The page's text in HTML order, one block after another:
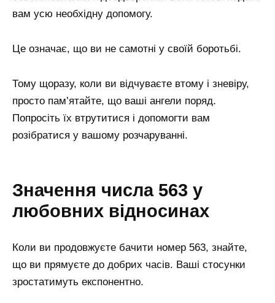
вам усю необхідну допомогу.
Це означає, що ви не самотні у своїй боротьбі.
Тому щоразу, коли ви відчуваєте втому і зневіру,
просто пам’ятайте, що ваші ангели поряд.
Попросіть їх втрутитися і допомогти вам
розібратися у вашому розчаруванні.
Значення числа 563 у
любовних відносинах
Коли ви продовжуєте бачити номер 563, знайте,
що ви прямуєте до добрих часів. Ваші стосунки
зростатимуть експонентно.